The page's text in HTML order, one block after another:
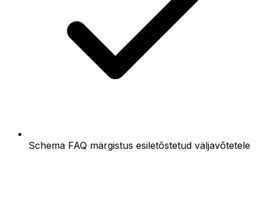
Schema FAQ märgistus esiletõstetud väljavõtetele